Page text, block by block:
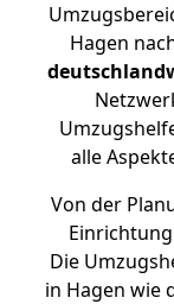
Hagen
alle
Von der
Die
in Hagen wie